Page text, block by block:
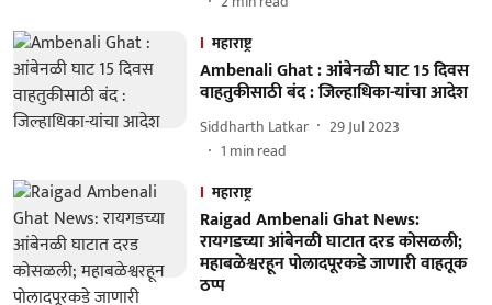
महाराष्ट्र
Ambenali Ghat : आंबेनळी घाट 15 दिवस
वाहतुकीसाठी बंद : जिल्हाधिका-यांचा आदेश
Siddharth Latkar
29 Jul 2023
1 min read
महाराष्ट्र
Raigad Ambenali Ghat News:
रायगडच्या आंबेनळी घाटात दरड कोसळली;
महाबळेश्वरहून पोलादपूरकडे जाणारी वाहतूक
ठप्प